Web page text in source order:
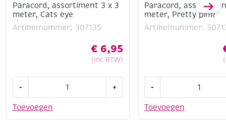
Paracord, assortiment 3 x 3
meter, Cats eye
Artikelnummer: 307135
€ 6,95
(Inc BTW)
Toevoegen
-
3
+
Paracord,
meter, Pretty pink
Artikelnummer:
Toevoegen
-
3